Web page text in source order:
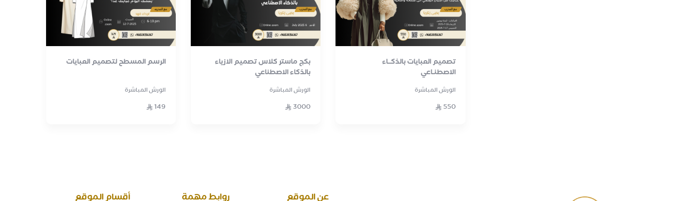
تصميم العبايات بالذكــاء
الاصطنـاعي
الورش المباشرة
550
بكج ماستر كلاس تصميم الازياء
بالذكاء الاصطناعي
الورش المباشرة
3000
الرسم المسطح لتصميم العبايات
الورش المباشرة
149
عن الموقع روابط مهمة أقسام الموقع